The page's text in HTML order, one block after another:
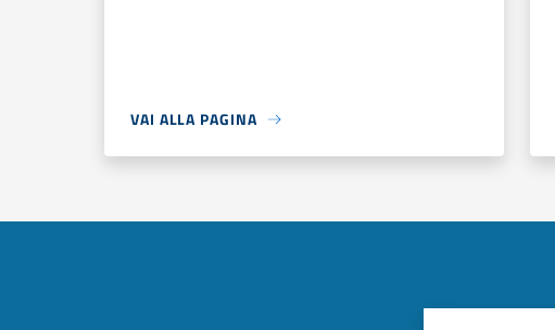
VAI ALLA PAGINA